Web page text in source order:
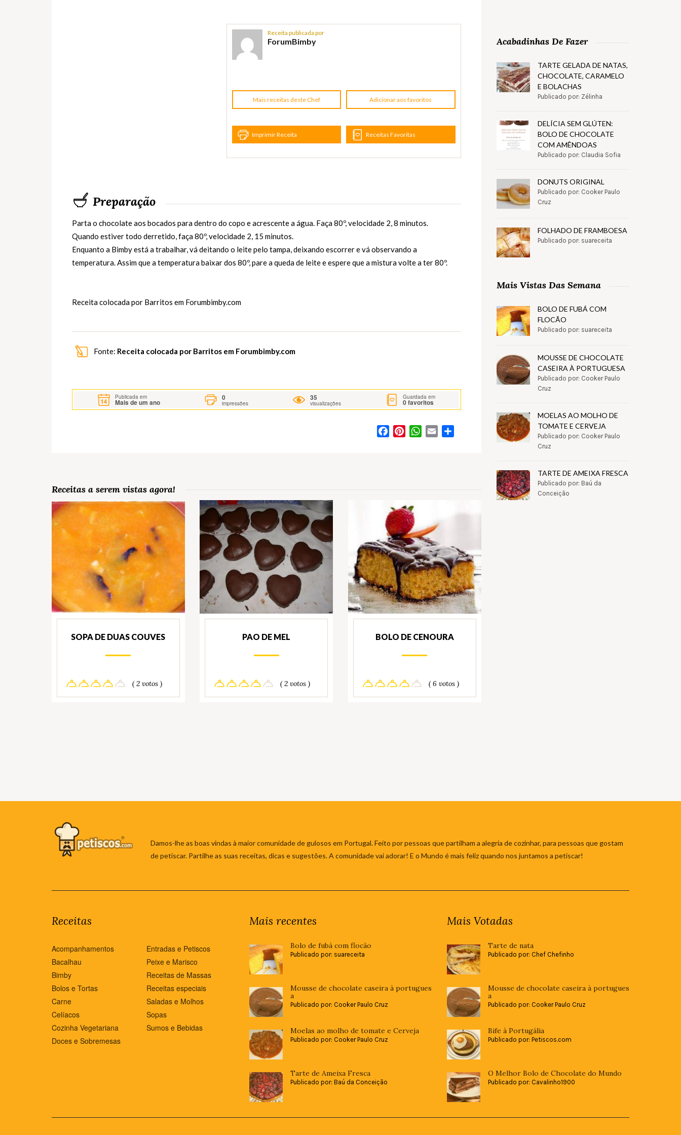
Receita publicada por
ForumBimby
Mais receitas deste Chef Adicionar aos favoritos
Imprimir Receita Receitas Favoritas
Preparação
Parta o chocolate aos bocados para dentro do copo e acrescente a água. Faça 80º, velocidade 2, 8 minutos.
Quando estiver todo derretido, faça 80º, velocidade 2, 15 minutos.
Enquanto a Bimby está a trabalhar, vá deitando o leite pelo tampa, deixando escorrer e vá observando a
temperatura. Assim que a temperatura baixar dos 80º, pare a queda de leite e espere que a mistura volte a ter 80º.
Receita colocada por Barritos em Forumbimby.com
Fonte: Receita colocada por Barritos em Forumbimby.com
Publicada em
Mais de um ano
0
impressões
35
visualizações
Guardada em
0favoritos
FacebookPinterestWhatsApp
Email
Receitas a serem vistas agora!
SOPA DE DUAS COUVES
( 2 votos )
PAO DE MEL
( 2 votos )
BOLO DE CENOURA
( 6 votos )
Acabadinhas De Fazer
TARTE GELADA DE NATAS,
CHOCOLATE, CARAMELO
E BOLACHAS
Publicado por: Zélinha
DELÍCIA SEM GLÚTEN:
BOLO DE CHOCOLATE
COM AMÊNDOAS
Publicado por: Claudia Sofia
DONUTS ORIGINAL
Publicado por: Cooker Paulo
Cruz
FOLHADO DE FRAMBOESA
Publicado por: suareceita
Mais Vistas Das Semana
BOLO DE FUBÁ COM
FLOCÃO
Publicado por: suareceita
MOUSSE DE CHOCOLATE
CASEIRA À PORTUGUESA
Publicado por: Cooker Paulo
Cruz
MOELAS AO MOLHO DE
TOMATE E CERVEJA
Publicado por: Cooker Paulo
Cruz
TARTE DE AMEIXA FRESCA
Publicado por: Baú da
Conceição
Damos-lhe as boas vindas à maior comunidade de gulosos em Portugal. Feito por pessoas que partilham a alegria de cozinhar, para pessoas que gostam
de petiscar. Partilhe as suas receitas, dicas e sugestões. A comunidade vai adorar! E o Mundo é mais feliz quando nos juntamos a petiscar!
Receitas
Acompanhamentos
Bacalhau
Bimby
Bolos e Tortas
Carne
Celíacos
Cozinha Vegetariana
Doces e Sobremesas
Entradas e Petiscos
Peixe e Marisco
Receitas de Massas
Receitas especiais
Saladas e Molhos
Sopas
Sumos e Bebidas
Mais recentes
Bolo de fubá com flocão
Publicado por: suareceita
Mousse de chocolate caseira à portugues
a
Publicado por: Cooker Paulo Cruz
Moelas ao molho de tomate e Cerveja
Publicado por: Cooker Paulo Cruz
Tarte de Ameixa Fresca
Publicado por: Baú da Conceição
Mais Votadas
Tarte de nata
Publicado por: Chef Chefinho
Mousse de chocolate caseira à portugues
a
Publicado por: Cooker Paulo Cruz
Bife à Portugália
Publicado por: Petiscos.com
O Melhor Bolo de Chocolate do Mundo
Publicado por: Cavalinho1900